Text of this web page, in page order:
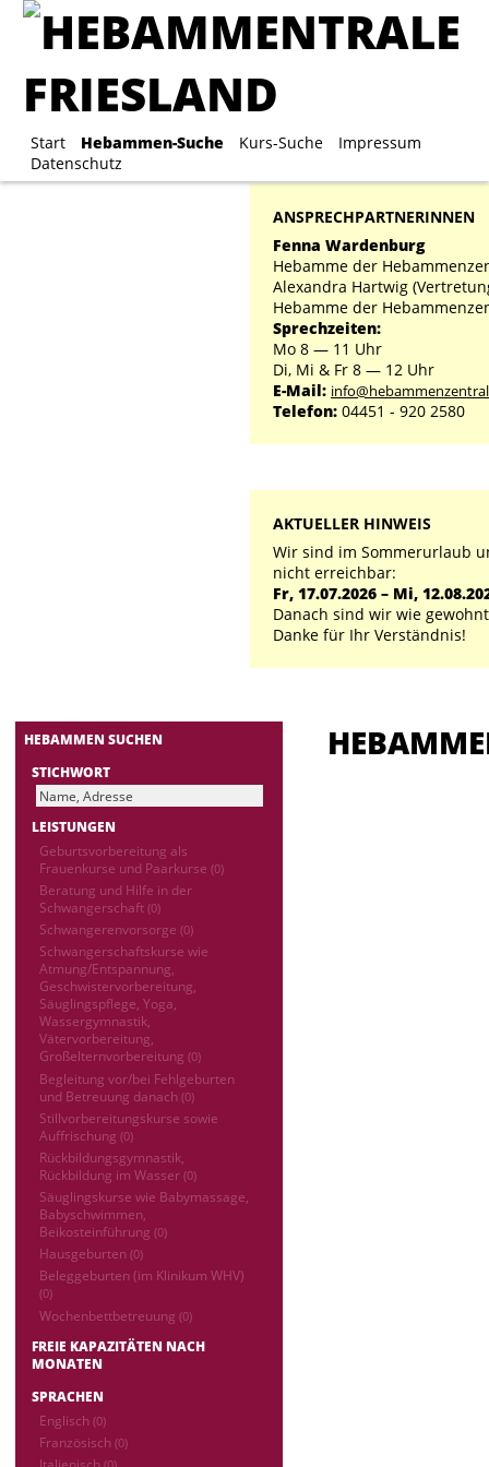
Start Hebammen-Suche Kurs-Suche
Impressum
Datenschutz
Start Hebammen-Suche Kurs-Suche
ANSPRECHPARTNERINNEN
Fenna Wardenburg
Hebamme der
Alexandra Hartwig
Hebamme der
Sprechzeiten:
Mo 8 ― 11 Uhr
Di, Mi & Fr 8 ― 12 Uhr
E-Mail:
Telefon: 04451 - 920 2580
AKTUELLER HINWEIS
Wir sind im Sommerurlaub
nicht erreichbar:
Fr, 17.07.2026 – Mi,
Danach sind wir wie
Danke für Ihr Verständnis!
HEBAMMEN SUCHEN
STICHWORT
LEISTUNGEN
Geburtsvorbereitung als
Frauenkurse und Paarkurse (0)
Beratung und Hilfe in der
Schwangerschaft (0)
Schwangerenvorsorge (0)
Schwangerschaftskurse wie
Atmung/Entspannung,
Geschwistervorbereitung,
Säuglingspflege, Yoga,
Wassergymnastik,
Vätervorbereitung,
Großelternvorbereitung (0)
Begleitung vor/bei Fehlgeburten
und Betreuung danach (0)
Stillvorbereitungskurse sowie
Auffrischung (0)
Rückbildungsgymnastik,
Rückbildung im Wasser (0)
Säuglingskurse wie Babymassage,
Babyschwimmen,
Beikosteinführung (0)
Hausgeburten (0)
Beleggeburten (im Klinikum WHV)
(0)
Wochenbettbetreuung (0)
FREIE KAPAZITÄTEN NACH
MONATEN
SPRACHEN
Englisch (0)
Französisch (0)